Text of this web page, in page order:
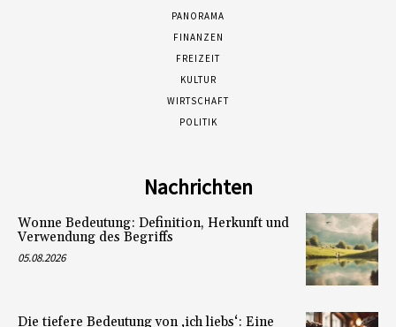
PANORAMA
FINANZEN
FREIZEIT
KULTUR
WIRTSCHAFT
POLITIK
Nachrichten
Wonne Bedeutung: Definition, Herkunft und
Verwendung des Begriffs
05.08.2026
Die tiefere Bedeutung von ‚ich liebs‘: Eine